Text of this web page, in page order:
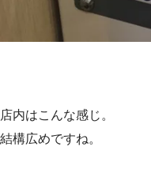
店内はこんな感じ。
結構広めですね。